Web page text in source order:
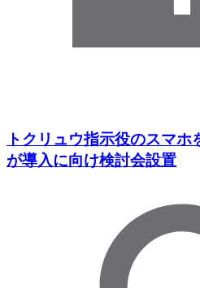
トクリュウ指示役のスマ
が導入に向け検討会設置